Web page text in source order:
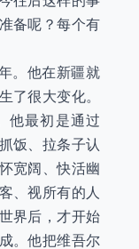
备呢？每个有
。他在新疆就
了很大变化。
他最初是通过
饭、拉条子认
宽阔、快活幽
、视所有的人
界后，才开始
。他把维吾尔